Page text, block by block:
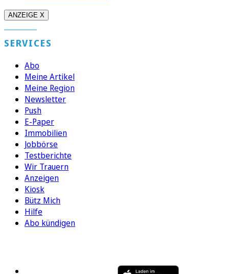
ANZEIGE X
SERVICES
Abo
Meine Artikel
Meine Region
Newsletter
Push
E-Paper
Immobilien
Jobbörse
Testberichte
Wir Trauern
Anzeigen
Kiosk
Bütz Mich
Hilfe
Abo kündigen